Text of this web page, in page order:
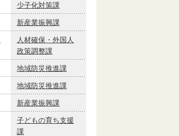
少子化対策課
新産業振興課
人材確保・外国人
政策調整課
地域防災推進課
地域防災推進課
新産業振興課
子どもの育ち支援
課